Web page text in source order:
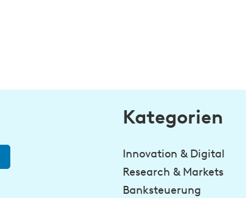
Kategorien
Innovation & Digital
Research & Markets
Banksteuerung